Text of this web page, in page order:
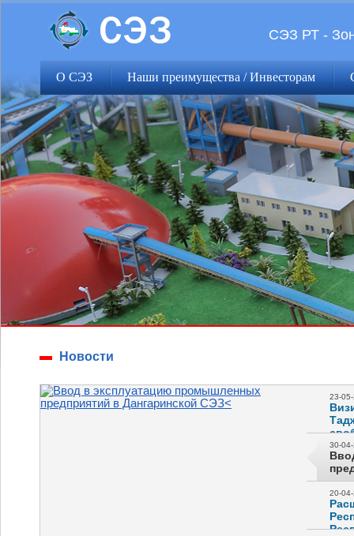
СЭЗ РТ -
О СЭЗ Наши преимущества / Инвесторам
Новости
23-
30-
20-